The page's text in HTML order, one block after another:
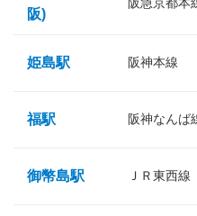
阪)
姫島駅 阪神本線
福駅 阪神なんば
御幣島駅 ＪＲ東西線